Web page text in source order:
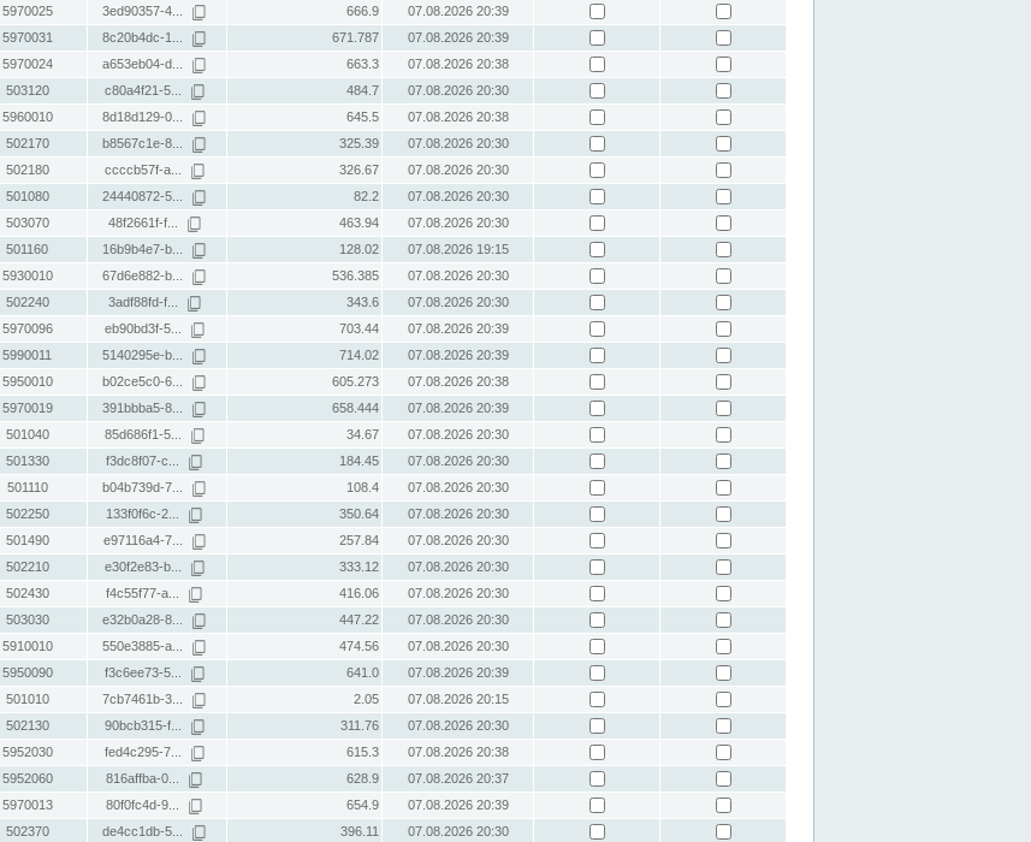
5970025 3ed90357-4... 666.9
07.08.2026 20:39
5970031 8c20b4dc-1... 671.787
07.08.2026 20:39
5970024 a653eb04-d... 663.3
07.08.2026 20:38
503120 c80a4f21-5... 484.7
07.08.2026 20:30
5960010 8d18d129-0... 645.5
07.08.2026 20:38
502170 b8567c1e-8... 325.39
07.08.2026 20:30
502180 ccccb57f-a... 326.67
07.08.2026 20:30
501080 24440872-5... 82.2
07.08.2026 20:30
503070 48f2661f-f... 463.94
07.08.2026 20:30
501160 16b9b4e7-b... 128.02
07.08.2026 19:15
5930010 67d6e882-b... 536.385
07.08.2026 20:30
502240 3adf88fd-f... 343.6
07.08.2026 20:30
5970096 eb90bd3f-5... 703.44
07.08.2026 20:39
5990011 5140295e-b... 714.02
07.08.2026 20:39
5950010 b02ce5c0-6... 605.273
07.08.2026 20:38
5970019 391bbba5-8... 658.444
07.08.2026 20:39
501040 85d686f1-5... 34.67
07.08.2026 20:30
501330 f3dc8f07-c... 184.45
07.08.2026 20:30
501110 b04b739d-7... 108.4
07.08.2026 20:30
502250 133f0f6c-2... 350.64
07.08.2026 20:30
501490 e97116a4-7... 257.84
07.08.2026 20:30
502210 e30f2e83-b... 333.12
07.08.2026 20:30
502430 f4c55f77-a... 416.06
07.08.2026 20:30
503030 e32b0a28-8... 447.22
07.08.2026 20:30
5910010 550e3885-a... 474.56
07.08.2026 20:30
5950090 f3c6ee73-5... 641.0
07.08.2026 20:39
501010 7cb7461b-3... 2.05
07.08.2026 20:15
502130 90bcb315-f... 311.76
07.08.2026 20:30
5952030 fed4c295-7... 615.3
07.08.2026 20:38
5952060 816affba-0... 628.9
07.08.2026 20:37
5970013 80f0fc4d-9... 654.9
07.08.2026 20:39
502370 de4cc1db-5... 396.11 07.08.2026 20:30